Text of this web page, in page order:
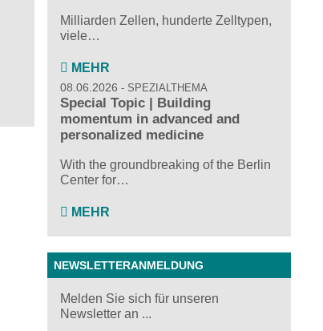
Milliarden Zellen, hunderte Zelltypen,
viele…
MEHR
08.06.2026 SPEZIALTHEMA
Special Topic | Building
momentum in advanced and
personalized medicine
With the groundbreaking of the Berlin
Center for…
MEHR
NEWSLETTERANMELDUNG
Melden Sie sich für unseren
Newsletter an ...